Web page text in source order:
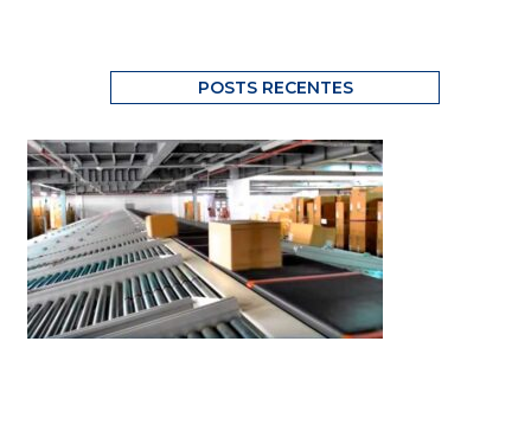
POSTS RECENTES